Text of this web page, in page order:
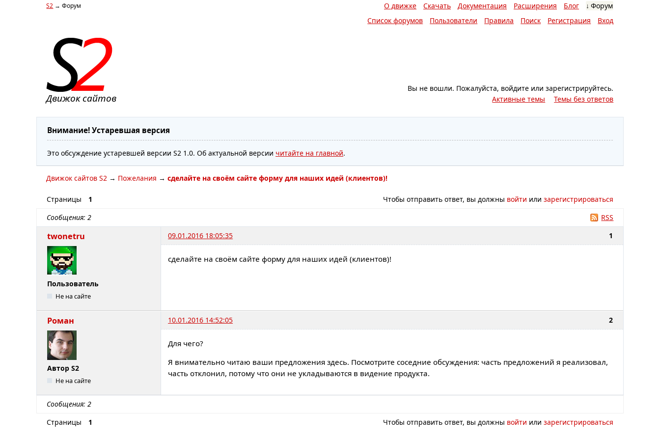
О движке Скачать Документация Расширения Блог Форум
S2 → Форум
Список форумов Пользователи Правила Поиск Регистрация Вход
Вы не вошли. Пожалуйста, войдите или зарегистрируйтесь.
Активные темы
Темы без ответов
Движок сайтов
Внимание! Устаревшая версия
Это обсуждение устаревшей версии S2 1.0. Об актуальной версии читайте на главной.
Движок сайтов S2 → Пожелания → сделайте на своём сайте форму для наших идей (клиентов)!
Страницы 1 Чтобы отправить ответ, вы должны войти илизарегистрироваться
RSS
Сообщения: 2
1
twonetru 09.01.2016 18:05:35
Пользователь
Не на сайте
сделайте на своём сайте форму для наших идей (клиентов)!
2
Роман 10.01.2016 14:52:05
Автор S2
Не на сайте
Для чего?
Я внимательно читаю ваши предложения здесь. Посмотрите соседние обсуждения: часть предложений я реализовал,
часть отклонил, потому что они не укладываются в видение продукта.
Сообщения: 2
Страницы
1 Чтобы отправить ответ, вы должны войти илизарегистрироваться